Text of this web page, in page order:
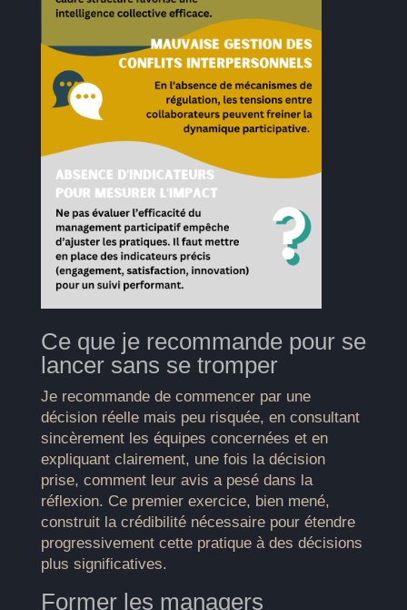
Ce que je recommande pour se
lancer sans se tromper
Je recommande de commencer par une
décision réelle mais peu risquée, en consultant
sincèrement les équipes concernées et en
expliquant clairement, une fois la décision
prise, comment leur avis a pesé dans la
réflexion. Ce premier exercice, bien mené,
construit la crédibilité nécessaire pour étendre
progressivement cette pratique à des décisions
plus significatives.
Former les managers